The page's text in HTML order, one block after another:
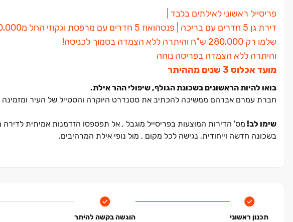
פריסייל ראשוני לאילתים בלבד ‏|
דירת גן 5 חדרים עם בריכה | פנטהואוז 5 חדרים עם מרפסת וגקוזי החל מ2,800,000 ש"ח
שלמו רק 280,000 ש"ח והיתרה ללא הצמדה בסמוך לכניסה!
והיתרה ללא הצמדה בפריסה נוחה
מועד אכלוס 3 שנים מההיתר
בואו להיות הראשונים בשכונת הגולף, שיפולי ההר אילת.
חברת עמרם אברהם ממשיכה להכתיב את סטנדרט היוקרה והסטייל של העיר ומזמינה
שימו לב! מס' הדירות המוצעות בפריסייל מוגבל , אל תפספסו הזדמנות אמיתית
בשכונה חדשה וייחודית, נגישה לכל מקום , מול נופי אילת המרהיבים.
תכנון ראשוני הוגשה בקשה להיתר